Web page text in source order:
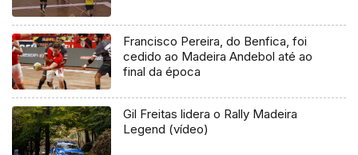
Francisco Pereira, do Benfica, foi
cedido ao Madeira Andebol até ao
final da época
Gil Freitas lidera o Rally Madeira
Legend (vídeo)